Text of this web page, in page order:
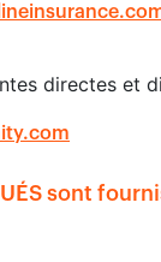
directes et
sont